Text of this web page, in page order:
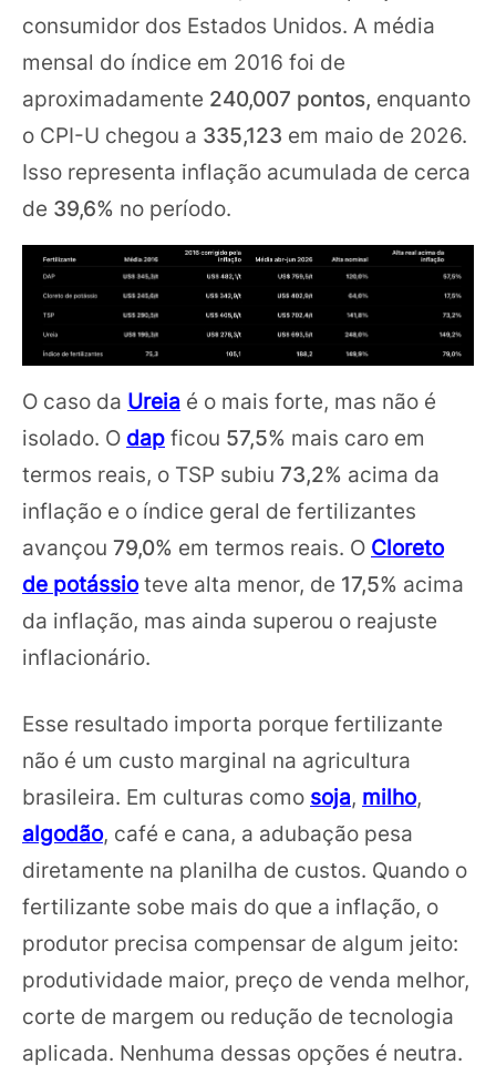
consumidor dos Estados Unidos. A média
mensal do índice em 2016 foi de
aproximadamente 240,007 pontos, enquanto
o CPI-U chegou a 335,123 em maio de 2026.
Isso representa inflação acumulada de cerca
de 39,6% no período.
O caso da Ureia é o mais forte, mas não é
isolado. O dap ficou 57,5% mais caro em
termos reais, o TSP subiu 73,2% acima da
inflação e o índice geral de fertilizantes
avançou 79,0% em termos reais. O Cloreto
de potássioteve alta menor, de 17,5% acima
da inflação, mas ainda superou o reajuste
inflacionário.
Esse resultado importa porque fertilizante
não é um custo marginal na agricultura
brasileira. Em culturas como soja, milho,
algodão, café e cana, a adubação pesa
diretamente na planilha de custos. Quando o
fertilizante sobe mais do que a inflação, o
produtor precisa compensar de algum jeito:
produtividade maior, preço de venda melhor,
corte de margem ou redução de tecnologia
aplicada. Nenhuma dessas opções é neutra.